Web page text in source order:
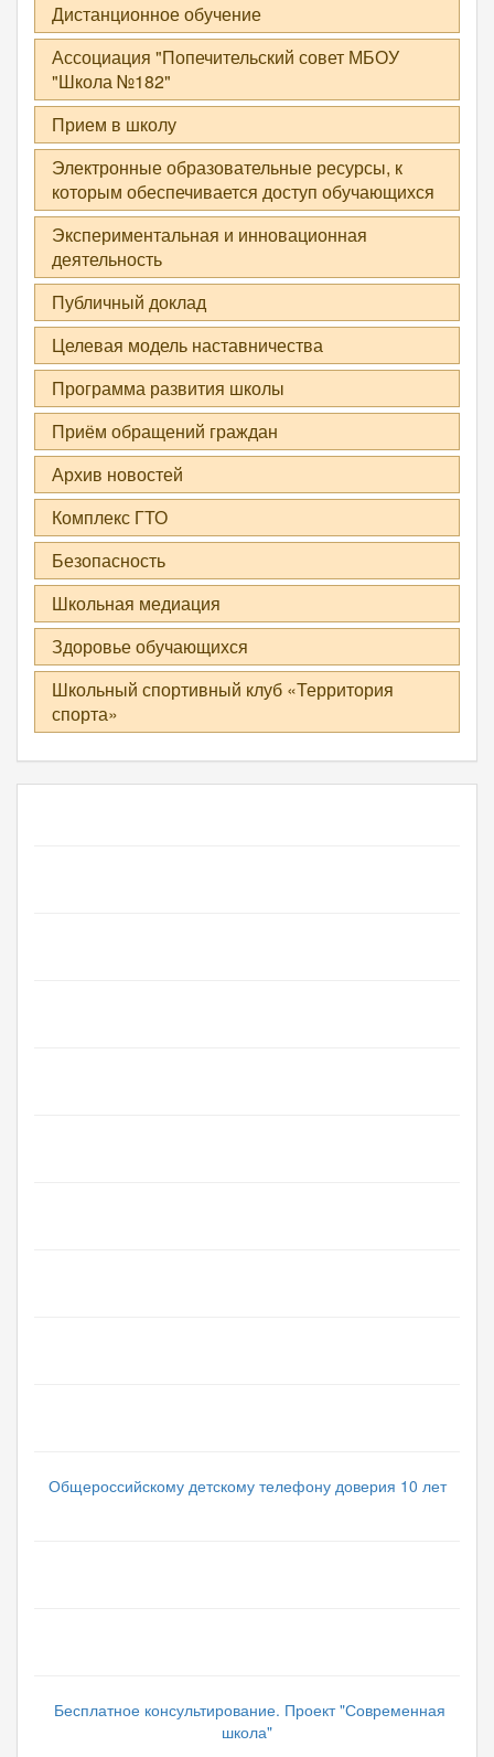
Дистанционное обучение
Ассоциация "Попечительский совет МБОУ
"Школа №182"
Прием в школу
Электронные образовательные ресурсы, к
которым обеспечивается доступ обучающихся
Экспериментальная и инновационная
деятельность
Публичный доклад
Целевая модель наставничества
Программа развития школы
Приём обращений граждан
Архив новостей
Комплекс ГТО
Безопасность
Школьная медиация
Здоровье обучающихся
Школьный спортивный клуб «Территория
спорта»
Общероссийскому детскому телефону доверия 10 лет
Бесплатное консультирование. Проект "Современная
школа"